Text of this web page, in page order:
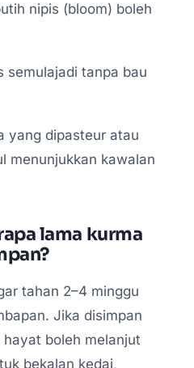
nipis (bloom) boleh
semulajadi tanpa bau
yang dipasteur atau
menunjukkan kawalan
lama kurma
tahan 2–4 minggu
Jika disimpan
boleh melanjut
bekalan kedai,